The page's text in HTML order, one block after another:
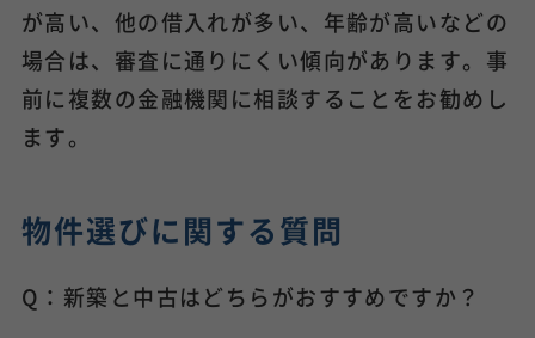
が高い、他の借入れが多い、年齢が高いなどの
場合は、審査に通りにくい傾向があります。事
前に複数の金融機関に相談することをお勧めし
ます。
物件選びに関する質問
Q：新築と中古はどちらがおすすめですか？